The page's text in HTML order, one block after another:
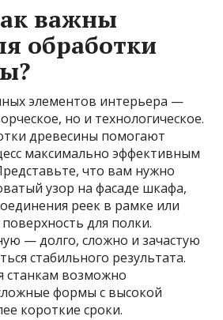
важны
обработки
элементов интерьера —
но и технологическое.
древесины помогают
максимально эффективным
что вам нужно
узор на фасаде шкафа,
реек в рамке или
для полки.
— долго, сложно и зачастую
стабильного результата.
станкам возможно
формы с высокой
короткие сроки.